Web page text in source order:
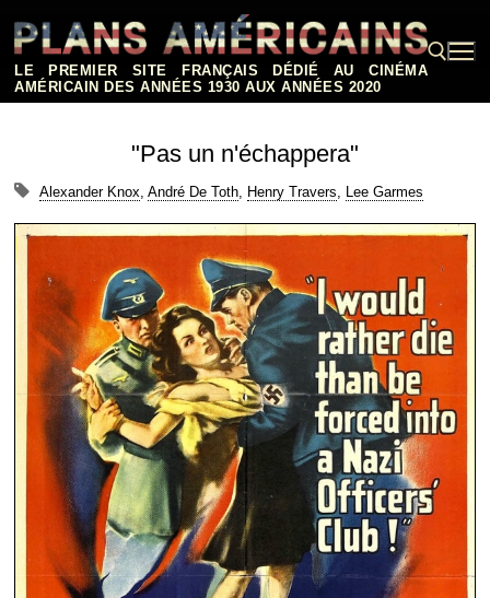
contenu
LE PREMIER SITE FRANÇAIS DÉDIÉ AU CINÉMA
AMÉRICAIN DES ANNÉES 1930 AUX ANNÉES 2020
"Pas un n'échappera"
Alexander Knox, André De Toth, Henry Travers, Lee Garmes